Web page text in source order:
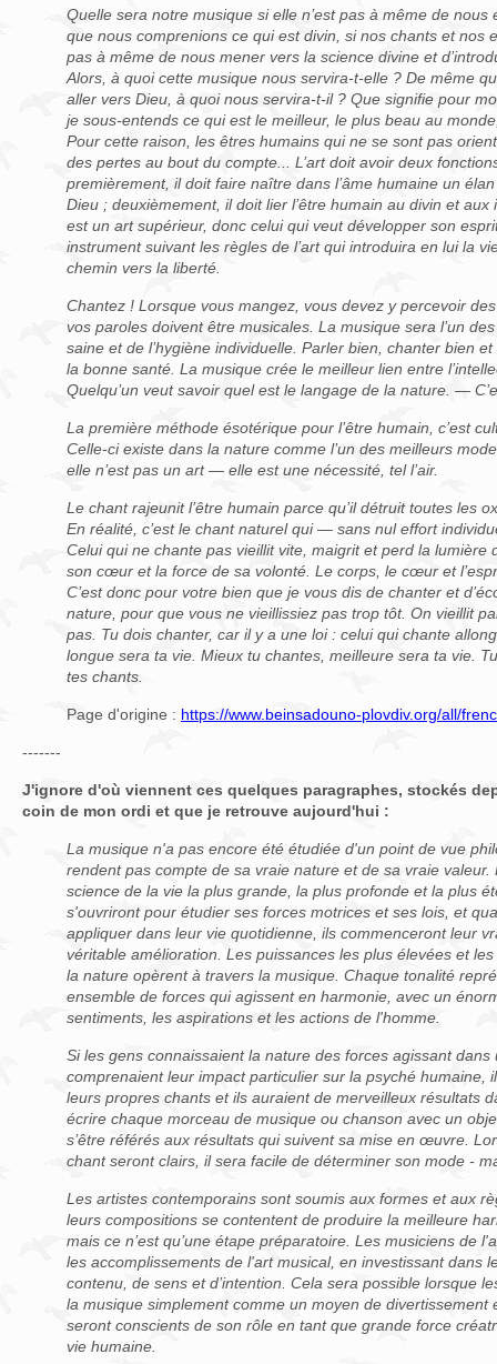
Quelle sera notre musique si elle n’est pas à même de
que nous comprenions ce qui est divin, si nos chants et nos
pas à même de nous mener vers la science divine et
Alors, à quoi cette musique nous servira-t-elle ? De même
aller vers Dieu, à quoi nous servira-t-il ? Que signifie pour
je sous-entends ce qui est le meilleur, le plus beau au
Pour cette raison, les êtres humains qui ne se sont pas
des pertes au bout du compte... L’art doit avoir deux
premièrement, il doit faire naître dans l’âme humaine un
Dieu ; deuxièmement, il doit lier l’être humain au divin et
est un art supérieur, donc celui qui veut développer son
instrument suivant les règles de l’art qui introduira en lui la
chemin vers la liberté.
Chantez ! Lorsque vous mangez, vous devez y percevoir
vos paroles doivent être musicales. La musique sera l’un
saine et de l’hygiène individuelle. Parler bien, chanter bien
la bonne santé. La musique crée le meilleur lien entre
Quelqu’un veut savoir quel est le langage de la nature. —
La première méthode ésotérique pour l’être humain, c’est
Celle-ci existe dans la nature comme l’un des meilleurs
elle n’est pas un art — elle est une nécessité, tel l’air.
Le chant rajeunit l’être humain parce qu’il détruit toutes les
En réalité, c’est le chant naturel qui — sans nul effort
Celui qui ne chante pas vieillit vite, maigrit et perd la lumière
son cœur et la force de sa volonté. Le corps, le cœur et
C’est donc pour votre bien que je vous dis de chanter et
nature, pour que vous ne vieillissiez pas trop tôt. On vieillit
pas. Tu dois chanter, car il y a une loi : celui qui chante
longue sera ta vie. Mieux tu chantes, meilleure sera ta vie.
tes chants.
Page d'origine : https://www.beinsadouno-plovdiv.org/all/
-------
J'ignore d'où viennent ces quelques paragraphes, stockés
coin de mon ordi et que je retrouve aujourd'hui :
La musique n'a pas encore été étudiée d'un point de vue
rendent pas compte de sa vraie nature et de sa vraie
science de la vie la plus grande, la plus profonde et la plus
s'ouvriront pour étudier ses forces motrices et ses lois, et
appliquer dans leur vie quotidienne, ils commenceront leur
véritable amélioration. Les puissances les plus élevées et
la nature opèrent à travers la musique. Chaque tonalité
ensemble de forces qui agissent en harmonie, avec un
sentiments, les aspirations et les actions de l'homme.
Si les gens connaissaient la nature des forces agissant dans
comprenaient leur impact particulier sur la psyché humaine,
leurs propres chants et ils auraient de merveilleux résultats
écrire chaque morceau de musique ou chanson avec un
s’être référés aux résultats qui suivent sa mise en œuvre.
chant seront clairs, il sera facile de déterminer son mode -
Les artistes contemporains sont soumis aux formes et aux
leurs compositions se contentent de produire la meilleure
mais ce n’est qu’une étape préparatoire. Les musiciens de
les accomplissements de l'art musical, en investissant dans
contenu, de sens et d’intention. Cela sera possible lorsque
la musique simplement comme un moyen de divertissement
seront conscients de son rôle en tant que grande force
vie humaine.